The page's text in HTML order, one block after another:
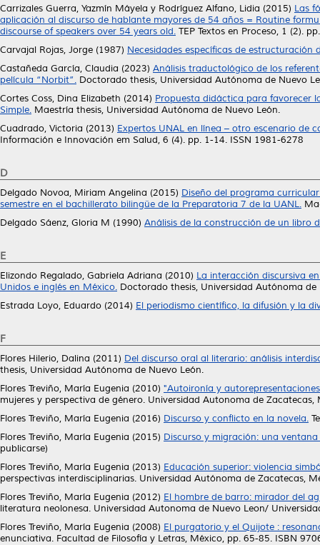
Carrizales Guerra, Yazmín Máyela y Rodríguez Alfano, Lidia (2015) Las
aplicación al discurso de hablante mayores de 54 años = Routine
discourse of speakers over 54 years old. TEP Textos en Proceso, 1 (2).
Carvajal Rojas, Jorge (1987) Necesidades específicas de estructuración
Castañeda García, Claudia (2023) Análisis traductológico de los
película “Norbit”. Doctorado thesis, Universidad Autónoma de Nuevo
Cortes Coss, Dina Elizabeth (2014) Propuesta didáctica para favorecer
Simple. Maestría thesis, Universidad Autónoma de Nuevo León.
Cuadrado, Victoria (2013) Expertos UNAL en línea – otro escenario de
Información e Innovación em Salud, 6 (4). pp. 1-14. ISSN 1981-6278
D
Delgado Novoa, Miriam Angelina (2015) Diseño del programa
semestre en el bachillerato bilingüe de la Preparatoria 7 de la UANL.
Delgado Sáenz, Gloria M (1990) Análisis de la construcción de un libro
E
Elizondo Regalado, Gabriela Adriana (2010) La interacción discursiva
Unidos e inglés en México. Doctorado thesis, Universidad Autónoma de
Estrada Loyo, Eduardo (2014) El periodismo científico, la difusión y la
F
Flores Hilerio, Dalina (2011) Del discurso oral al literario: análisis
thesis, Universidad Autónoma de Nuevo León.
Flores Treviño, María Eugenia (2010) "Autoironía y
mujeres y perspectiva de género. Universidad Autonoma de
Flores Treviño, María Eugenia (2016) Discurso y conflicto en la novela.
Flores Treviño, María Eugenia (2015) Discurso y migración: una
publicarse)
Flores Treviño, María Eugenia (2013) Educación superior: violencia
perspectivas interdisciplinarias. Universidad Autónoma de Zacatecas,
Flores Treviño, María Eugenia (2012) El hombre de barro: mirador del
literatura neolonesa. Universidad Autonoma de Nuevo Leon/
Flores Treviño, María Eugenia (2008) El purgatorio y el Quijote :
enunciativa. Facultad de Filosofía y Letras, México, pp. 65-85. ISBN